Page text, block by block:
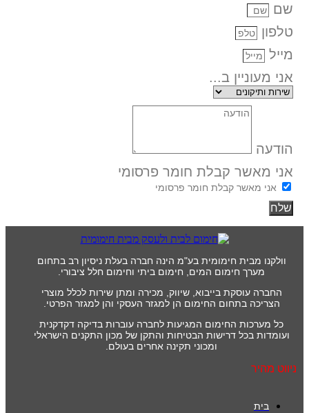
שם
טלפון
מייל
אני מעוניין ב...
הודעה
אני מאשר קבלת חומר פרסומי
אני מאשר קבלת חומר פרסומי
שלח
וולקנו מבית חימומית בע"מ הינה חברה בעלת ניסיון רב בתחום
מערך חימום המים, חימום ביתי וחימום חלל ציבורי.
החברה עוסקת בייבוא, שיווק, מכירה ומתן שירות לכלל מוצרי
הצריכה בתחום החימום הן למגזר העסקי והן למגזר הפרטי.
כל מערכות החימום המגיעות לחברה עוברות בדיקה דקדקנית
ועומדות בכל דרישות הבטיחות והתקן של מכון התקנים הישראלי
ומכוני תקינה אחרים בעולם.
ניווט מהיר
בית